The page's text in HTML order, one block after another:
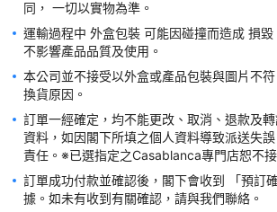
09:30pm。 ※  🌟黄大仙 - 黄大仙中心南館；
間：11:00am-09:30pm。 ※  🌟觀塘 - 駱駝
開源道60號駱駝漆大廈三期三樓L (01) 室；
營業時間：11:00am-08:00pm。※ ※
【新界區】🌟大埔 - 新達廣場；地址：大埔南
樓77號舖；電話：2638-8145；營業時間：
09:30pm。 ※  🌟上水 - 馬會道；地址：新界
座地下A舖；電話：2638-8145；營業時間
08:30pm。 ※  🌟天水圍 - 天耀邨；地址：新
廣場一樓L107鋪；電話：2563-9578；營業
09:00pm。 ※  🌟將軍澳 - 厚德邨TKO
運輸過程中 外盒包裝 可能因碰撞而造成 損
本公司並不接受以外盒或產品包裝與圖片不
訂單一經確定，均不能更改、取消、退款及
資料，如因閣下所填之個人資料導致派送失
訂單成功付款並確認後，閣下會收到 「預訂